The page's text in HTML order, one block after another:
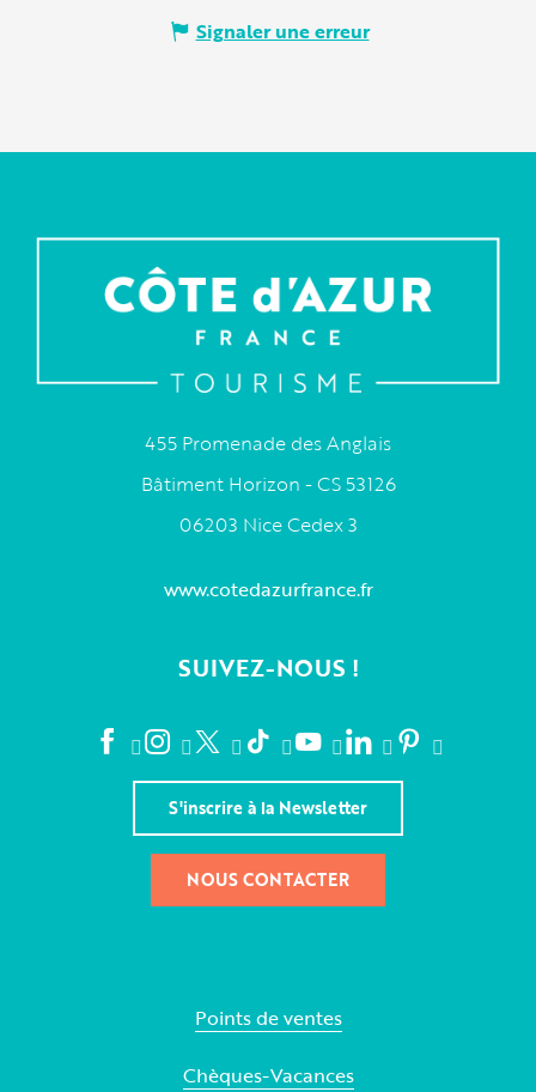
Signaler une erreur
455 Promenade des Anglais
Bâtiment Horizon - CS 53126
06203 Nice Cedex 3
www.cotedazurfrance.fr
SUIVEZ-NOUS !
S'inscrire à la Newsletter
NOUS CONTACTER
Points de ventes
Chèques-Vacances